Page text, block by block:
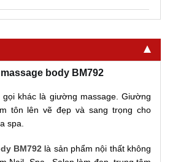
body BM792
khác là giường massage. Giường
tôn lên vẽ đẹp và sang trọng cho
spa.
BM792 là sản phẩm nội thất không